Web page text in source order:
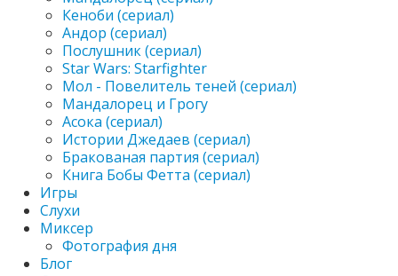
Кеноби (сериал)
Андор (сериал)
Послушник (сериал)
Star Wars: Starfighter
Мол - Повелитель теней (сериал)
Мандалорец и Грогу
Асока (сериал)
Истории Джедаев (сериал)
Бракованая партия (сериал)
Книга Бобы Фетта (сериал)
Игры
Слухи
Миксер
Фотография дня
Блог